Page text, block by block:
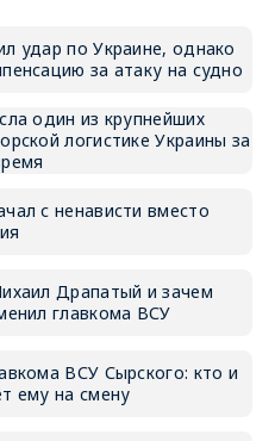
удар по Украине, однако
за атаку на судно
один из крупнейших
логистике Украины за
с ненависти вместо
Драпатый и зачем
главкома ВСУ
ВСУ Сырского: кто и
ему на смену